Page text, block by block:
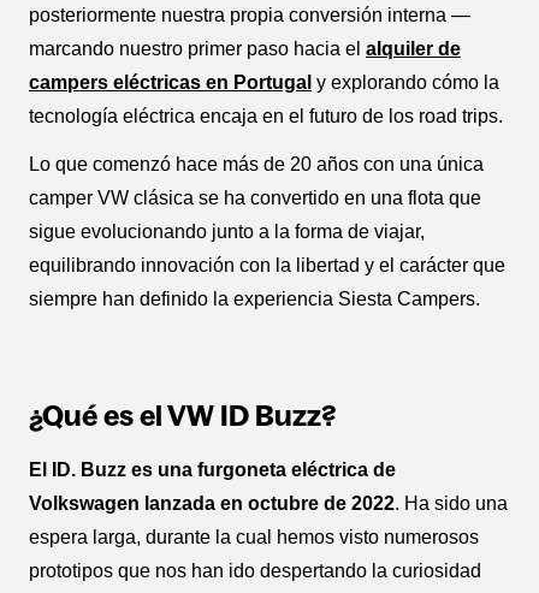
posteriormente nuestra propia conversión interna —
marcando nuestro primer paso hacia el alquiler de
campers eléctricas en Portugal y explorando cómo la
tecnología eléctrica encaja en el futuro de los road trips.
Lo que comenzó hace más de 20 años con una única
camper VW clásica se ha convertido en una flota que
sigue evolucionando junto a la forma de viajar,
equilibrando innovación con la libertad y el carácter que
siempre han definido la experiencia Siesta Campers.
¿Qué es el VW ID Buzz?
El ID. Buzz es una furgoneta eléctrica de
Volkswagen lanzada en octubre de 2022. Ha sido una
espera larga, durante la cual hemos visto numerosos
prototipos que nos han ido despertando la curiosidad